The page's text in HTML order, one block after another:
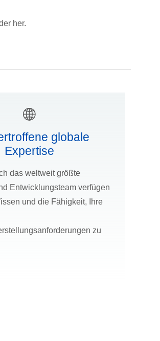
her.
globale
Expertise
das weltweit größte
Entwicklungsteam verfügen
und die Fähigkeit, Ihre
zu